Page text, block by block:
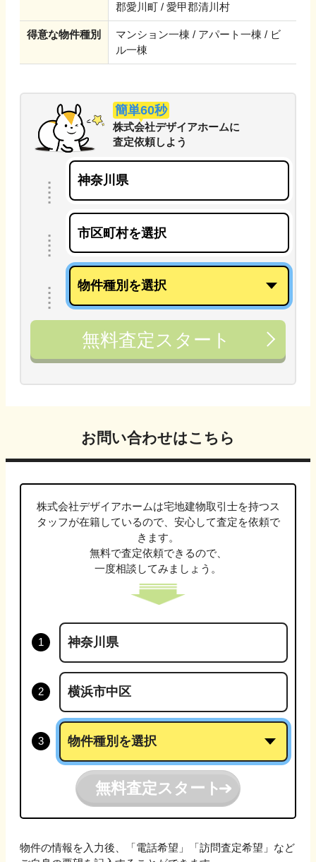
郡愛川町 / 愛甲郡清川村
得意な物件種別
マンション一棟 / アパート一棟 / ビ
ル一棟
簡単60秒
株式会社デザイアホームに
査定依頼しよう
無料査定スタート
お問い合わせはこちら
株式会社デザイアホームは宅地建物取引士を持つス
タッフが在籍しているので、安心して査定を依頼で
きます。
無料で査定依頼できるので、
一度相談してみましょう。
無料査定スタート
物件の情報を入力後、「電話希望」「訪問査定希望」など